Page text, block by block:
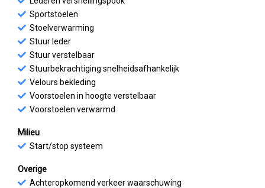
Sportstoelen
Stoelverwarming
Stuur leder
Stuur verstelbaar
Stuurbekrachtiging snelheidsafhankelijk
Velours bekleding
Voorstoelen in hoogte verstelbaar
Voorstoelen verwarmd
Milieu
Start/stop systeem
Overige
Achteropkomend verkeer waarschuwing